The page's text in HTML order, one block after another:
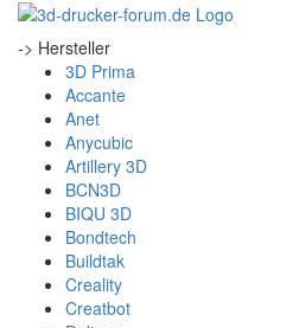
-> Hersteller
3D Prima
Accante
Anet
Anycubic
Artillery 3D
BCN3D
BIQU 3D
Bondtech
Buildtak
Creality
Creatbot